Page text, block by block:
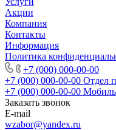
Акции
Компания
Контакты
Информация
Политика
+7 (000) 000-00-00
+7 (000) 000-00-00 Отдел
+7 (000) 000-00-00
Заказать звонок
E-mail
wzabor@yandex.ru